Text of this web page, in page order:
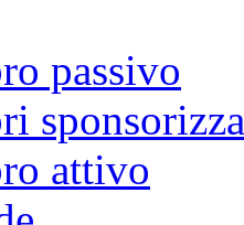
passivo
attivo